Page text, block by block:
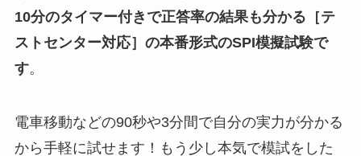
10分のタイマー付きで正答率の結果も分かる ［テ
ストセンター対応］ の本番形式のSPI模擬試験で
す。
電車移動などの90秒や3分間で自分の実力が分かる
から手軽に試せます！もう少し本気で模試をした